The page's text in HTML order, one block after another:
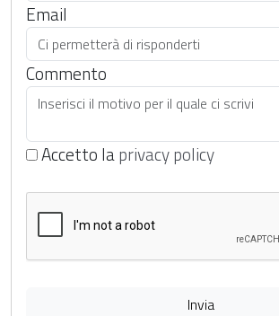
Email
Commento
Accetto laprivacy policy
Invia